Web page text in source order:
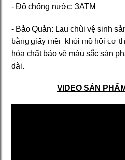
- Độ chống nước: 3ATM
- Bảo Quản: Lau chùi vệ sinh
bằng giấy mền khỏi mồ hôi cơ
hóa chất bảo vệ màu sắc sản
dài.
VIDEO SẢN